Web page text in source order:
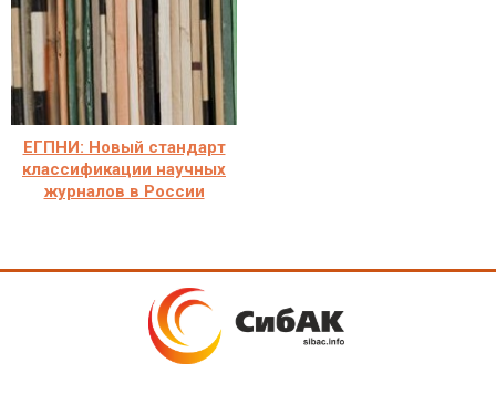
ЕГПНИ: Новый стандарт
классификации научных
журналов в России